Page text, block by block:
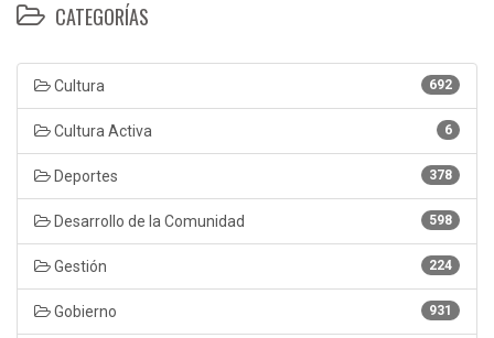
CATEGORÍAS
692
Cultura
6
Cultura Activa
378
Deportes
598
Desarrollo de la Comunidad
224
Gestión
931
Gobierno